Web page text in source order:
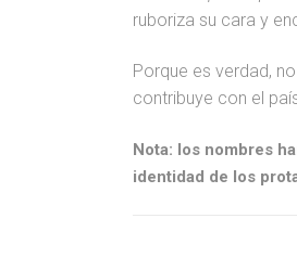
ruboriza su cara y
Porque es verdad,
contribuye con el
Nota: los nombres
identidad de los